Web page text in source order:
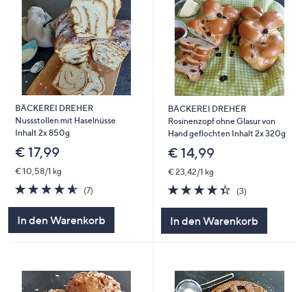
Touch-
Geräten
nach
links
bzw.
rechts,
um
diese
anzuzeigen.
BÄCKEREI DREHER
Nussstollen mit Haselnüsse
Inhalt 2x 850g
€ 17,99
€ 10,58/1 kg
4.6
von
(7)7
In den Warenkorb
BÄCKEREI DREHER
Rosinenzopf ohne Glasur von
Hand geflochten Inhalt 2x 320g
€ 14,99
€ 23,42/1 kg
4.3
von
(3)3
In den Warenkorb